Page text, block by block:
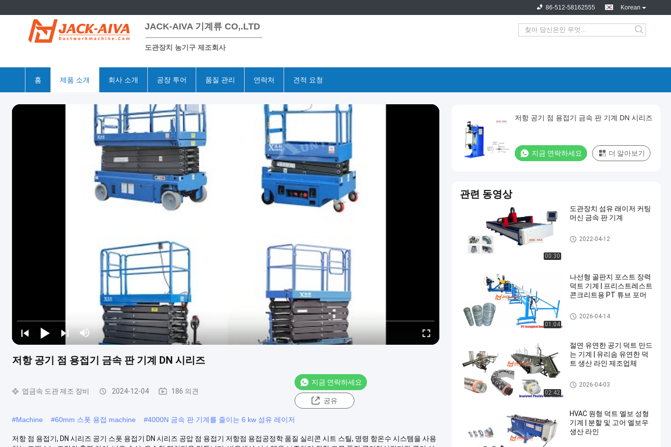
Korean
86-512-58162555
JACK-AIVA 기계류 CO,.LTD
도관장치 농기구 제조회사
홈 제품 소개 회사 소개 공장 투어 품질 관리 연락처 견적 요청
저항 공기 점 용접기 금속 판 기계 DN 시리즈
엽금속 도관 제조 장비 2024-12-04 186 의견
지금 연락하세요
공유
#Machine #60mm 스폿 용접 machine #4000N 금속 판 기계를 줄이는 6 kw 섬유 레이저
저항 점 용접기, DN 시리즈 공기 스폿 용접기 DN 시리즈 공압 점 용접기 저항점 용접공정학 품질 실리콘 시트 스틸, 명령 항온수 시스템을 사용
저항 공기 점 용접기 금속 판 기계 DN 시리즈
지금 연락하세요 더 알아보기
관련 동영상
00:30
도관장치 섬유 래이저 커팅
머신 금속 판 기계
엽금속 도관 제조 장비
2022-04-12
01:04
나선형 골판지 포스트 장력
덕트 기계 | 프리스트레스트
콘크리트용 PT 튜브 포머
팽팽하게 만드는 도관 기계를
발표하세요
2026-04-14
02:42
절연 유연한 공기 덕트 만드
는 기계 | 유리솜 유연한 덕
트 생산 라인 제조업체
연성 배관 기계
2026-04-03
HVAC 원형 덕트 엘보 성형
기계 | 분할 및 고어 엘보우
생산 라인